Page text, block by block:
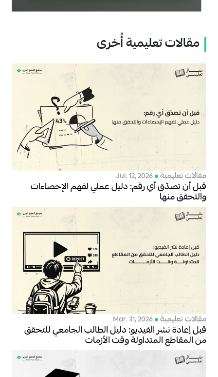
مقالات تعليمية أُخرى
مقالات تعليمية Jul. 12, 2026
قبل أن تصدّق أي رقم: دليل عملي لفهم الإحصاءات
والتحقق منها
مقالات تعليمية Mar. 31, 2026
قبل إعادة نشر الفيديو: دليل الطالب الجامعي للتحقق
من المقاطع المتداولة وقت الأزمات